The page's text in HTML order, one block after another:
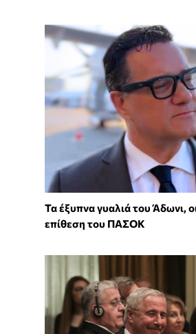
Τα έξυπνα γυαλιά του Άδωνι,
επίθεση του ΠΑΣΟΚ